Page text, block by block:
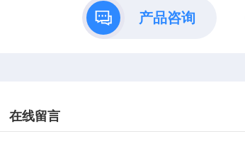
产品咨询
在线留言